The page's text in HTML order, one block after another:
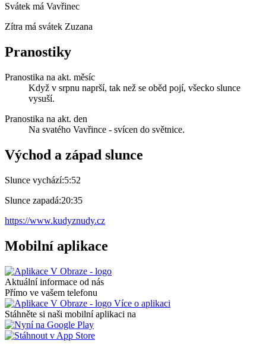
Svátek má Vavřinec
Zítra má svátek Zuzana
Pranostiky
Pranostika na akt. měsíc
Když v srpnu naprší, tak než se oběd pojí, všecko slunce
vysuší.
Pranostika na akt. den
Na svatého Vavřince - svícen do světnice.
Východ a západ slunce
Slunce vychází:5:52
Slunce zapadá:20:35
https://www.kudyznudy.cz
Mobilní aplikace
Aktuální informace od nás
Přímo ve vašem telefonu
Více o aplikaci
Stáhněte si naši mobilní aplikaci na